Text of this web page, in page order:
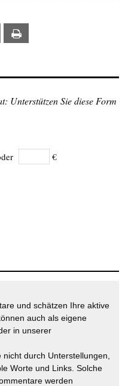
Email
Unterstützen Sie diese Form
€
und schätzen Ihre aktive
auch als eigene
in unserer
durch Unterstellungen,
Worte und Links. Solche
werden